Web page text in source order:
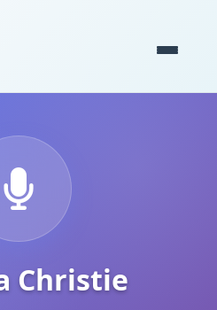
Christie